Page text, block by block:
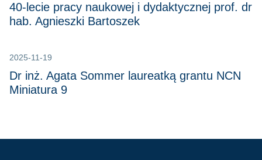
40-lecie pracy naukowej i dydaktycznej prof. dr
hab. Agnieszki Bartoszek
2025-11-19
Dr inż. Agata Sommer laureatką grantu NCN
Miniatura 9